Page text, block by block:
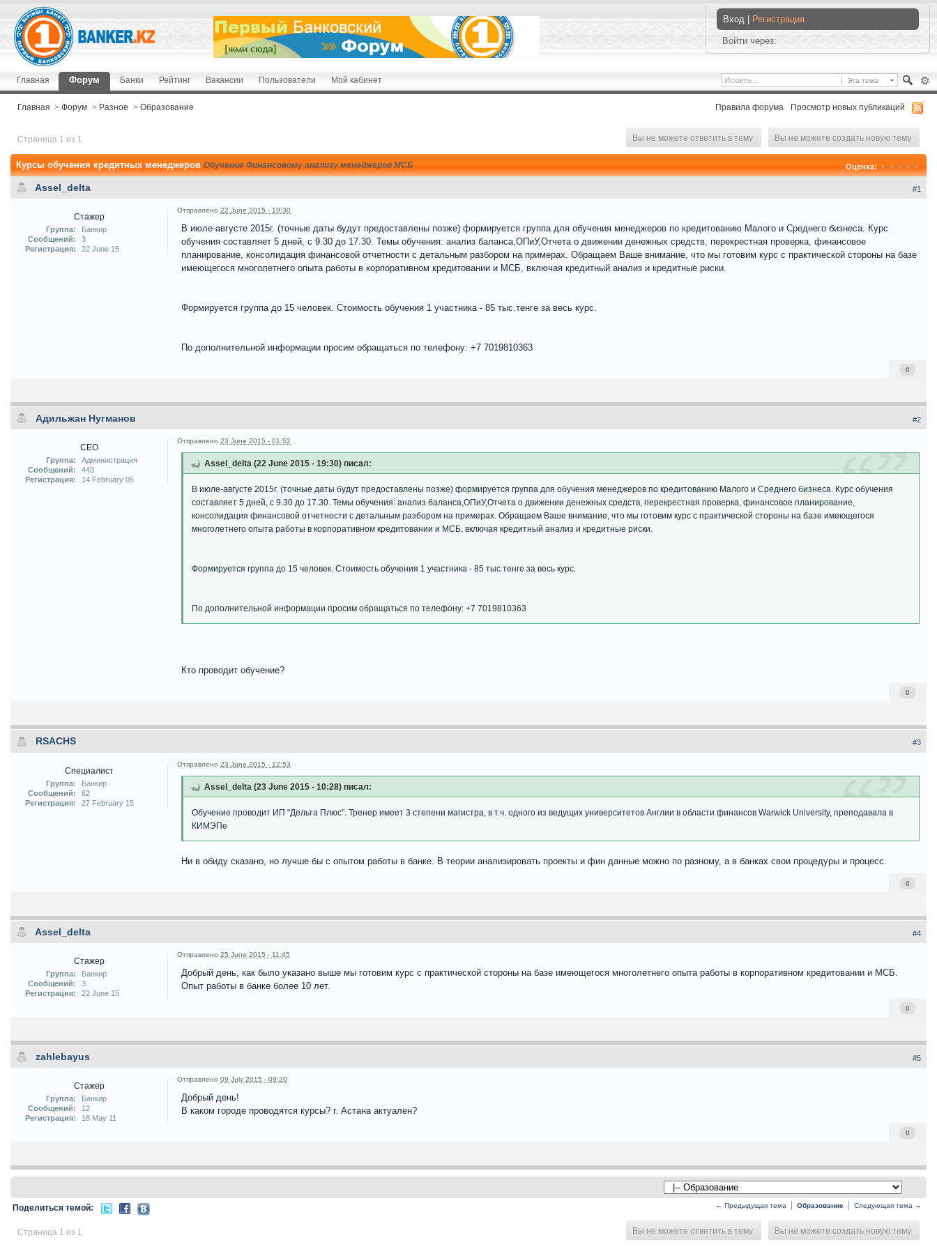
Вход | Регистрация
Войти через:
Эта тема
Главная Форум Банки Рейтинг Вакансии Пользователи Мой кабинет
Главная > Форум > Разное > Образование Правила форума Просмотр новых публикаций
Страница 1 из 1 Вы не можете создать новую тему
Вы не можете ответить в тему
Курсы обучения кредитных менеджеровОбучение Финансовому анализу менеджеров МСБ Оценка:
#1
Assel_delta
Стажер
Группа:
Банкир
Сообщений:
3
Регистрация:
22 June 15
Отправлено 22 June 2015 - 19:30
В июле-августе 2015г. (точные даты будут предоставлены позже) формируется группа для обучения менеджеров по кредитованию Малого и Среднего бизнеса. Курс
обучения составляет 5 дней, с 9.30 до 17.30. Темы обучения: анализ баланса,ОПиУ,Отчета о движении денежных средств, перекрестная проверка, финансовое
планирование, консолидация финансовой отчетности с детальным разбором на примерах. Обращаем Ваше внимание, что мы готовим курс с практической стороны на базе
имеющегося многолетнего опыта работы в корпоративном кредитовании и МСБ, включая кредитный анализ и кредитные риски.
Формируется группа до 15 человек. Стоимость обучения 1 участника - 85 тыс.тенге за весь курс.
По дополнительной информации просим обращаться по телефону: +7 7019810363
0
#2
Адильжан Нугманов
CEO
Группа:
Администрация
Сообщений:
443
Регистрация:
14 February 05
Отправлено 23 June 2015 - 01:52
Assel_delta (22 June 2015 - 19:30) писал:
В июле-августе 2015г. (точные даты будут предоставлены позже) формируется группа для обучения менеджеров по кредитованию Малого и Среднего бизнеса. Курс обучения
составляет 5 дней, с 9.30 до 17.30. Темы обучения: анализ баланса,ОПиУ,Отчета о движении денежных средств, перекрестная проверка, финансовое планирование,
консолидация финансовой отчетности с детальным разбором на примерах. Обращаем Ваше внимание, что мы готовим курс с практической стороны на базе имеющегося
многолетнего опыта работы в корпоративном кредитовании и МСБ, включая кредитный анализ и кредитные риски.
Формируется группа до 15 человек. Стоимость обучения 1 участника - 85 тыс.тенге за весь курс.
По дополнительной информации просим обращаться по телефону: +7 7019810363
Кто проводит обучение?
0
#3
RSACHS
Специалист
Группа:
Банкир
Сообщений:
62
Регистрация:
27 February 15
Отправлено 23 June 2015 - 12:53
Assel_delta (23 June 2015 - 10:28) писал:
Обучение проводит ИП "Дельта Плюс". Тренер имеет 3 степени магистра, в т.ч. одного из ведущих университетов Англии в области финансов Warwick University, преподавала в
КИМЭПе
Ни в обиду сказано, но лучше бы с опытом работы в банке. В теории анализировать проекты и фин данные можно по разному, а в банках свои процедуры и процесс.
0
#4
Assel_delta
Стажер
Группа:
Банкир
Сообщений:
3
Регистрация:
22 June 15
Отправлено 25 June 2015 - 11:45
Добрый день, как было указано выше мы готовим курс с практической стороны на базе имеющегося многолетнего опыта работы в корпоративном кредитовании и МСБ.
Опыт работы в банке более 10 лет.
0
#5
zahlebayus
Стажер
Группа:
Банкир
Сообщений:
12
Регистрация:
18 May 11
Отправлено 09 July 2015 - 09:20
Добрый день!
В каком городе проводятся курсы? г. Астана актуален?
0
← Предыдущая тема Образование Следующая тема →
Поделиться темой:
Страница 1 из 1 Вы не можете создать новую тему
Вы не можете ответить в тему